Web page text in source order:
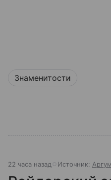
Знаменитости
22 часа назад Источник: